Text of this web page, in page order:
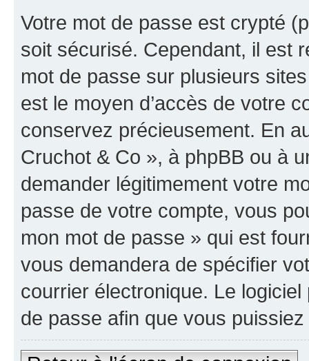
Votre mot de passe est crypté
soit sécurisé. Cependant, il est
mot de passe sur plusieurs
est le moyen d’accès de votre
conservez précieusement. En
Cruchot & Co », à phpBB ou à
demander légitimement votre
passe de votre compte, vous
mon mot de passe » qui est
vous demandera de spécifier
courrier électronique. Le
de passe afin que vous